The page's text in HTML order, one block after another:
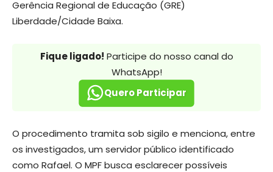
Gerência Regional de Educação (GRE)
Liberdade/Cidade Baixa.
Fique ligado! Participe do nosso canal do
WhatsApp!
Quero Participar
O procedimento tramita sob sigilo e menciona, entre
os investigados, um servidor público identificado
como Rafael. O MPF busca esclarecer possíveis